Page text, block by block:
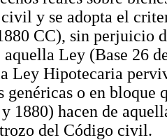
y se adopta el
CC), sin perjuicio
aquella Ley (Base 26
Ley Hipotecaria
genéricas o en bloque
1880) hacen de
del Código civil.